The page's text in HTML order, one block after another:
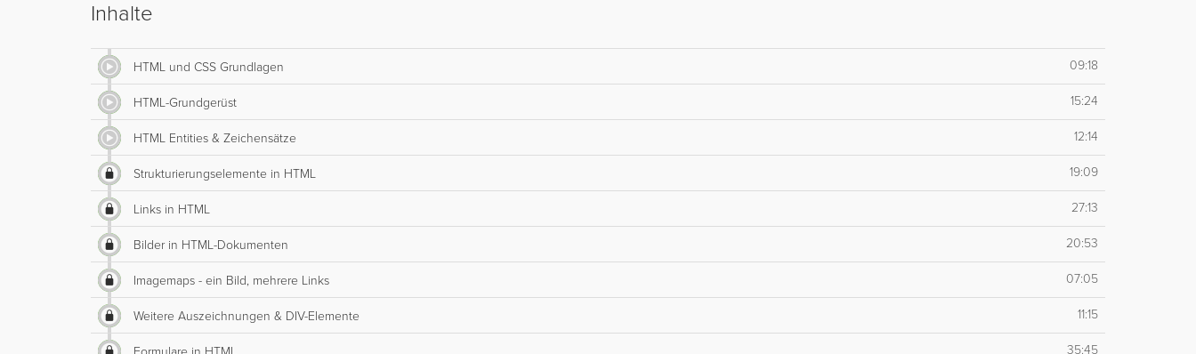
Inhalte
HTML und CSS Grundlagen 09:18
HTML-Grundgerüst 15:24
HTML Entities & Zeichensätze 12:14
Strukturierungselemente in HTML 19:09
Links in HTML 27:13
Bilder in HTML-Dokumenten 20:53
Imagemaps - ein Bild, mehrere Links 07:05
Weitere Auszeichnungen & DIV-Elemente 11:15
35:45